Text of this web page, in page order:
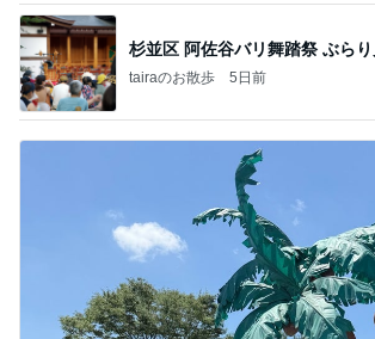
杉並区 阿佐谷バリ舞踏祭 ぶら
tairaのお散歩 5日前